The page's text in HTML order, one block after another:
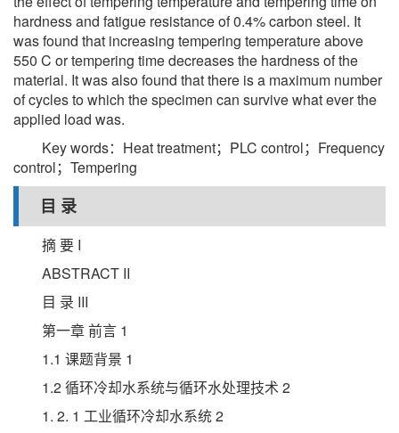
hardness and fatigue resistance of 0.4% carbon steel. It
was found that increasing tempering temperature above
550 C or tempering time decreases the hardness of the
material. It was also found that there is a maximum number
of cycles to which the specimen can survive what ever the
applied load was.
Key words：Heat treatment；PLC control；Frequency
control；Tempering
目 录
摘 要 I
ABSTRACT II
目 录 III
第一章 前言 1
1.1 课题背景 1
1.2 循环冷却水系统与循环水处理技术 2
1. 2. 1 工业循环冷却水系统 2